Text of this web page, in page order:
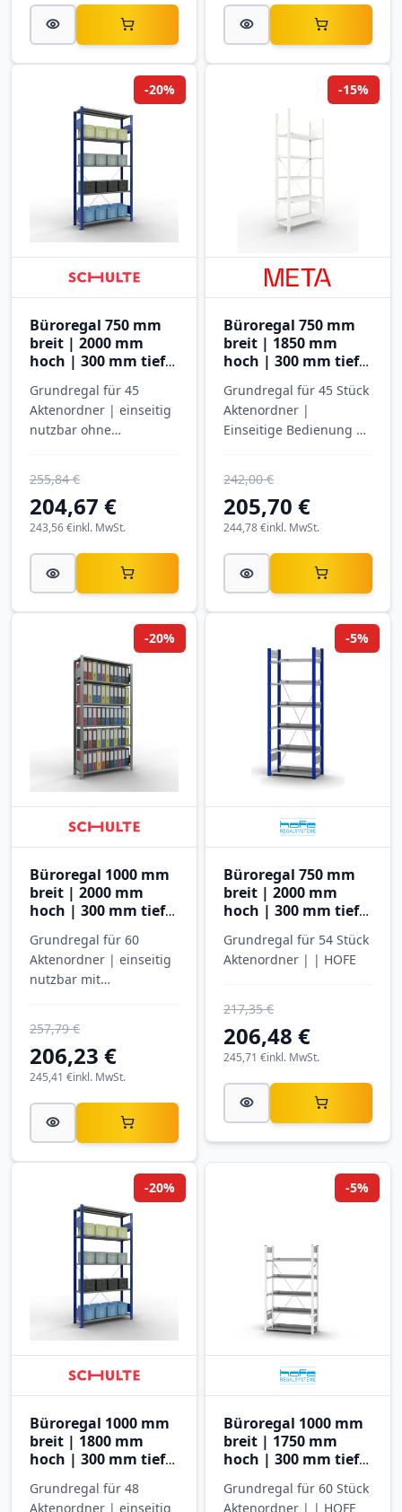
Büroregal 750 mm
breit | 2000 mm
hoch | 300 mm tief |
Grundregal für 45
Aktenordner | einseitig
nutzbar ohne
204,67 €
255,84 €
-20%
inkl. MwSt.
243,56 €
Büroregal 750 mm
breit | 1850 mm
hoch | 300 mm tief |
Grundregal für 45 Stück
Aktenordner |
Einseitige Bedienung |
205,70 €
242,00 €
-15%
inkl. MwSt.
244,78 €
Büroregal 1000 mm
breit | 2000 mm
hoch | 300 mm tief |
Grundregal für 60
Aktenordner | einseitig
nutzbar mit
206,23 €
257,79 €
-20%
inkl. MwSt.
245,41 €
Büroregal 750 mm
breit | 2000 mm
hoch | 300 mm tief |
Grundregal für 54 Stück
Aktenordner | | HOFE
206,48 €
217,35 €
-5%
inkl. MwSt.
245,71 €
Büroregal 1000 mm
breit | 1800 mm
hoch | 300 mm tief |
Grundregal für 48
Aktenordner | einseitig
-20%
Büroregal 1000 mm
breit | 1750 mm
hoch | 300 mm tief |
Grundregal für 60 Stück
Aktenordner | | HOFE
-5%